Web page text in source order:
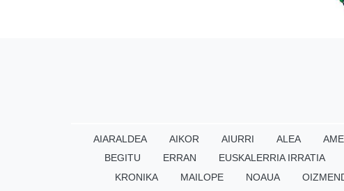
AIARALDEA AIKOR AIURRI ALEA
BEGITU
ERRAN EUSKALERRIA IRRATIA
KRONIKA
MAILOPE NOAUA